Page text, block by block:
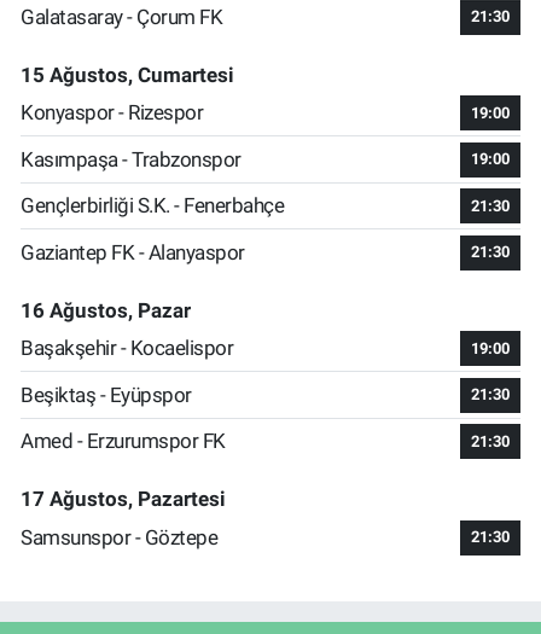
Galatasaray - Çorum FK
21:30
15 Ağustos, Cumartesi
Konyaspor - Rizespor
19:00
Kasımpaşa - Trabzonspor 19:00
Gençlerbirliği S.K. - Fenerbahçe 21:30
Gaziantep FK - Alanyaspor 21:30
16 Ağustos, Pazar
Başakşehir - Kocaelispor
19:00
Beşiktaş - Eyüpspor 21:30
Amed - Erzurumspor FK 21:30
17 Ağustos, Pazartesi
Samsunspor - Göztepe
21:30